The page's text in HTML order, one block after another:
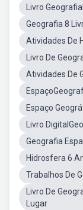
Livro
Geografia 8
Atividades De
Livro De
Atividades De
Espaço
Livro
Geografia
Hidrosfera 6
Trabalhos De
Livro De
Lugar